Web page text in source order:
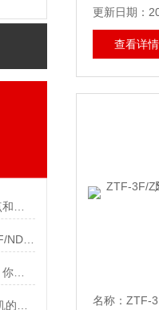
更新日期：
查看详情
名称： ZTF-3F/